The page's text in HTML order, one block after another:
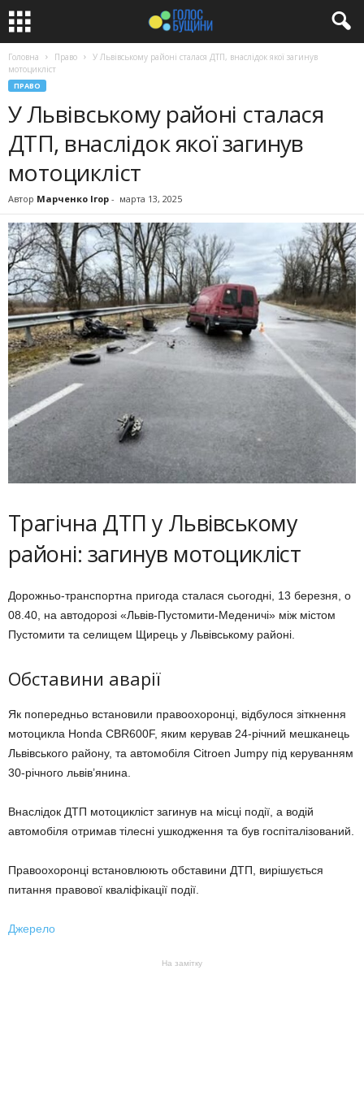
Головна Право
У Львівському районі сталася ДТП, внаслідок якої загинув
мотоцикліст
ПРАВО
У Львівському районі сталася
ДТП, внаслідок якої загинув
мотоцикліст
Автор Марченко Ігор - марта 13, 2025
Трагічна ДТП у Львівському
районі: загинув мотоцикліст
Дорожньо-транспортна пригода сталася сьогодні, 13 березня, о
08.40, на автодорозі «Львів-Пустомити-Меденичі» між містом
Пустомити та селищем Щирець у Львівському районі.
Обставини аварії
Як попередньо встановили правоохоронці, відбулося зіткнення
мотоцикла Honda CBR600F, яким керував 24-річний мешканець
Львівського району, та автомобіля Citroen Jumpy під керуванням
30-річного львів’янина.
Внаслідок ДТП мотоцикліст загинув на місці події, а водій
автомобіля отримав тілесні ушкодження та був госпіталізований.
Правоохоронці встановлюють обставини ДТП, вирішується
питання правової кваліфікації події.
Джерело
На замітку